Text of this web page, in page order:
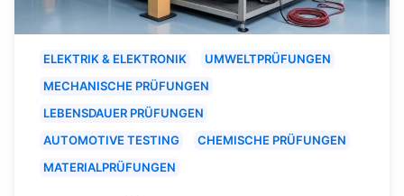
ELEKTRIK & ELEKTRONIK
UMWELTPRÜFUNGEN
MECHANISCHE PRÜFUNGEN
LEBENSDAUER PRÜFUNGEN
AUTOMOTIVE TESTING
CHEMISCHE PRÜFUNGEN
MATERIALPRÜFUNGEN